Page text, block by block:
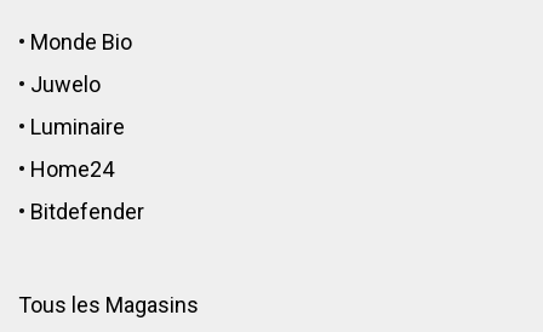
• Monde Bio
• Juwelo
• Luminaire
• Home24
• Bitdefender
Tous les Magasins